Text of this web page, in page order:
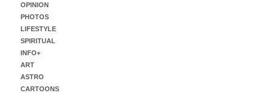
OPINION
PHOTOS
LIFESTYLE
SPIRITUAL
INFO+
ART
ASTRO
CARTOONS